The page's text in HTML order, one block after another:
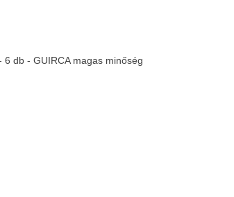
db - GUIRCA magas minőség